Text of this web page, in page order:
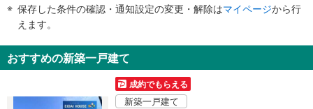
知
を
け
保存した条件の確認・通知設定の変更・解除はマイページから行
えます。
おすすめの新築一戸建て
成約でもらえる
新築一戸建て